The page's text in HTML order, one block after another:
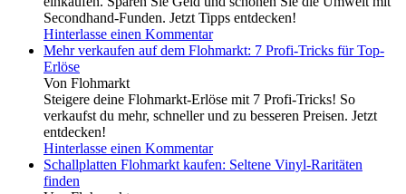
Secondhand-Funden. Jetzt Tipps entdecken!
Hinterlasse einen Kommentar
Mehr verkaufen auf dem Flohmarkt: 7 Profi-Tricks für Top-
Erlöse
Von Flohmarkt
Steigere deine Flohmarkt-Erlöse mit 7 Profi-Tricks! So
verkaufst du mehr, schneller und zu besseren Preisen. Jetzt
entdecken!
Hinterlasse einen Kommentar
Schallplatten Flohmarkt kaufen: Seltene Vinyl-Raritäten
finden